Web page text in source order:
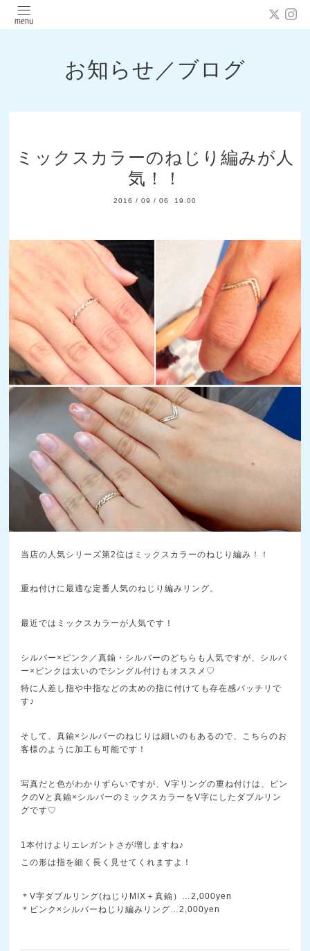
お知らせ／ブログ
ミックスカラーのねじり編みが人
気！！
2016 / 09 / 06 19:00
当店の人気シリーズ第2位はミックスカラーのねじり編み！！
重ね付けに最適な定番人気のねじり編みリング。
最近ではミックスカラーが人気です！
シルバー×ピンク／真鍮・シルバーのどちらも人気ですが、シルバ
ー×ピンクは太いのでシングル付けもオススメ♡
特に人差し指や中指などの太めの指に付けても存在感バッチリで
す♪
そして、真鍮×シルバーのねじりは細いのもあるので、こちらのお
客様のように加工も可能です！
写真だと色がわかりずらいですが、V字リングの重ね付けは、ピン
クのVと真鍮×シルバーのミックスカラーをV字にしたダブルリン
グです♡
1本付けよりエレガントさが増しますね♪
この形は指を細く長く見せてくれますよ！
＊V字ダブルリング(ねじりMIX＋真鍮）…2,000yen
＊ピンク×シルバーねじり編みリング…2,000yen